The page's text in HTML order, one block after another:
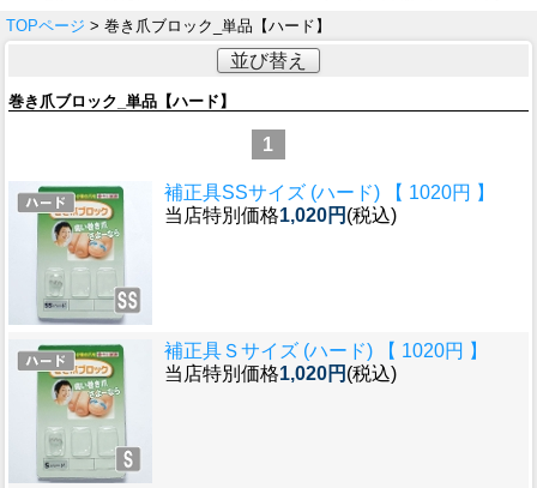
TOPページ > 巻き爪ブロック_単品【ハード】
並び替え
巻き爪ブロック_単品【ハード】
1
補正具SSサイズ (ハード) 【 1020円 】
当店特別価格1,020円 (税込)
補正具Ｓサイズ (ハード) 【 1020円 】
当店特別価格1,020円 (税込)